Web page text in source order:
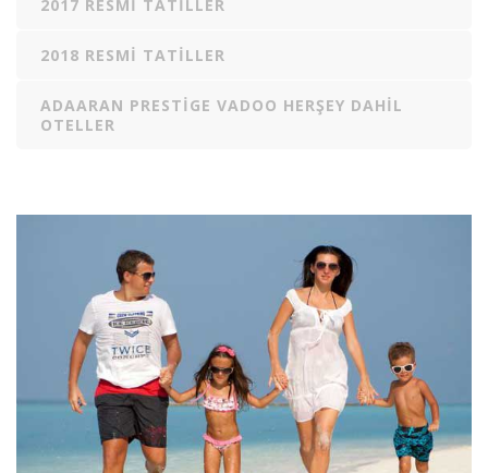
2017 RESMI TATILLER
2018 RESMI TATILLER
ADAARAN PRESTIGE VADOO HERŞEY DAHIL
OTELLER